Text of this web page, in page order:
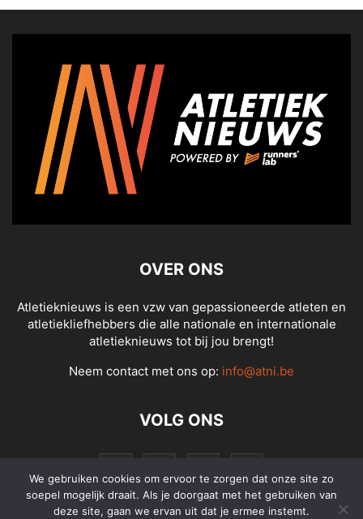
OVER ONS
Atletieknieuws is een vzw van gepassioneerde atleten en
atletiekliefhebbers die alle nationale en internationale
atletieknieuws tot bij jou brengt!
Neem contact met ons op: info@atni.be
VOLG ONS
We gebruiken cookies om ervoor te zorgen dat onze site zo
soepel mogelijk draait. Als je doorgaat met het gebruiken van
deze site, gaan we ervan uit dat je ermee instemt.